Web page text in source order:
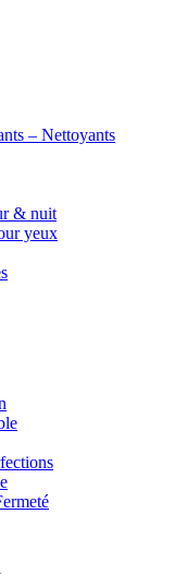
– Nettoyants
& nuit
yeux